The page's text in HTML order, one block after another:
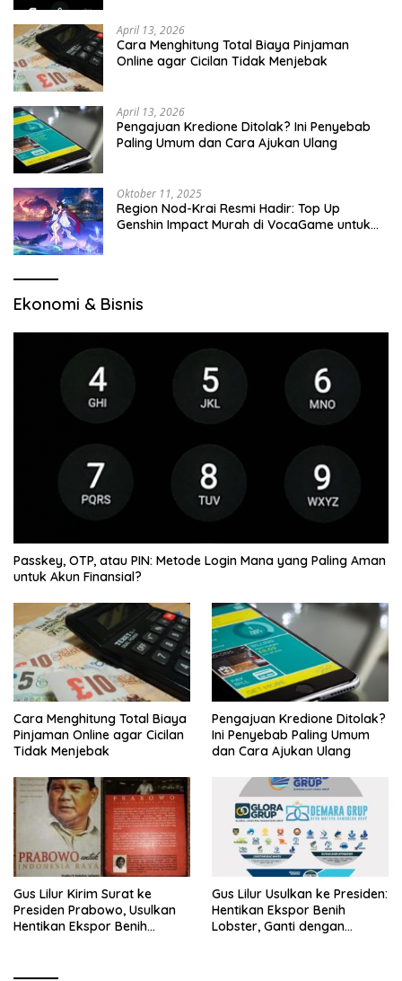
April 13, 2026
Cara Menghitung Total Biaya Pinjaman
Online agar Cicilan Tidak Menjebak
April 13, 2026
Pengajuan Kredione Ditolak? Ini Penyebab
Paling Umum dan Cara Ajukan Ulang
Oktober 11, 2025
Region Nod-Krai Resmi Hadir: Top Up
Genshin Impact Murah di VocaGame untuk
Ekonomi & Bisnis
Passkey, OTP, atau PIN: Metode Login Mana yang Paling Aman
untuk Akun Finansial?
Cara Menghitung Total Biaya
Pinjaman Online agar Cicilan
Tidak Menjebak
Pengajuan Kredione Ditolak?
Ini Penyebab Paling Umum
dan Cara Ajukan Ulang
Gus Lilur Kirim Surat ke
Presiden Prabowo, Usulkan
Hentikan Ekspor Benih
Gus Lilur Usulkan ke Presiden:
Hentikan Ekspor Benih
Lobster, Ganti dengan